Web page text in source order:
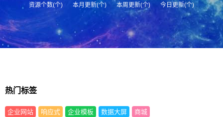
资源个数(个) 本月更新(个) 本周更新(个) 今日更新(个)
热门标签
企业网站 响应式 企业模板 数据大屏 商城